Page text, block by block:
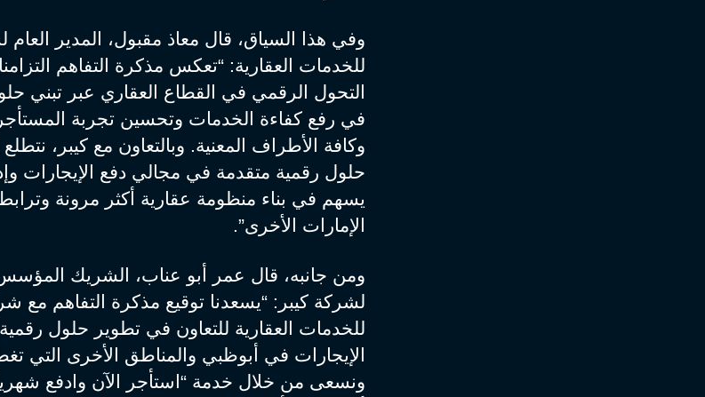
وفي هذا السياق، قال معاذ مقبول، المدير
للخدمات العقارية: “تعكس مذكرة التفاهم
التحول الرقمي في القطاع العقاري عبر تبني
في رفع كفاءة الخدمات وتحسين تجربة
وكافة الأطراف المعنية. وبالتعاون مع كيبر،
حلول رقمية متقدمة في مجالي دفع الإيجارات
يسهم في بناء منظومة عقارية أكثر مرونة
الإمارات الأخرى”.
ومن جانبه، قال عمر أبو عناب، الشريك المؤسس
لشركة كيبر: “يسعدنا توقيع مذكرة التفاهم مع
للخدمات العقارية للتعاون في تطوير حلول
الإيجارات في أبوظبي والمناطق الأخرى التي
ونسعى من خلال خدمة “استأجر الآن وادفع